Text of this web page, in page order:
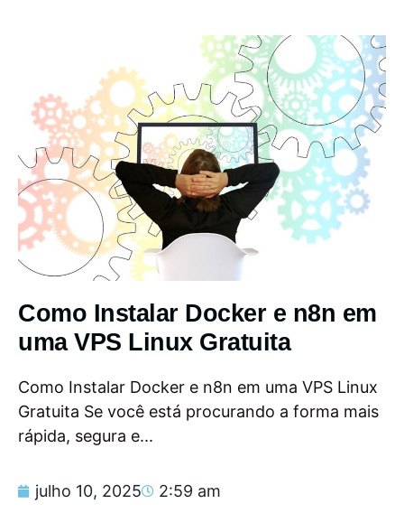
Como Instalar Docker e n8n em
uma VPS Linux Gratuita
Como Instalar Docker e n8n em uma VPS Linux
Gratuita Se você está procurando a forma mais
rápida, segura e...
julho 10, 2025 2:59 am